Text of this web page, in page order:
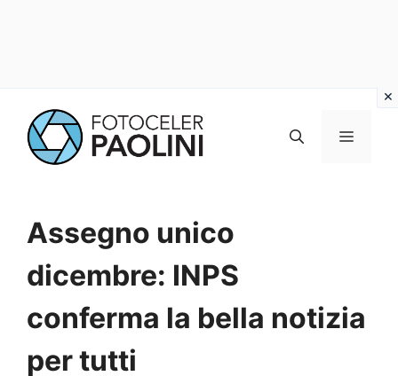
contenuto
MENU
Assegno unico
dicembre: INPS
conferma la bella notizia
per tutti